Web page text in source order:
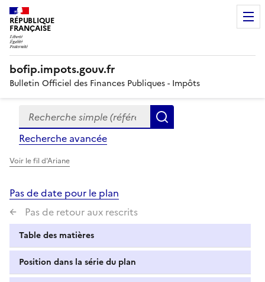
RÉPUBLIQUE
FRANÇAISE
bofip.impots.gouv.fr
Bulletin Officiel des Finances Publiques - Impôts
Formulaire
de
recherche
Recherche simple (références, mots clés, partie du
Recherche avancée
Voir le fil d'Ariane
Pas de date pour le plan
Pas de retour aux rescrits
Table des matières
Position dans la série du plan